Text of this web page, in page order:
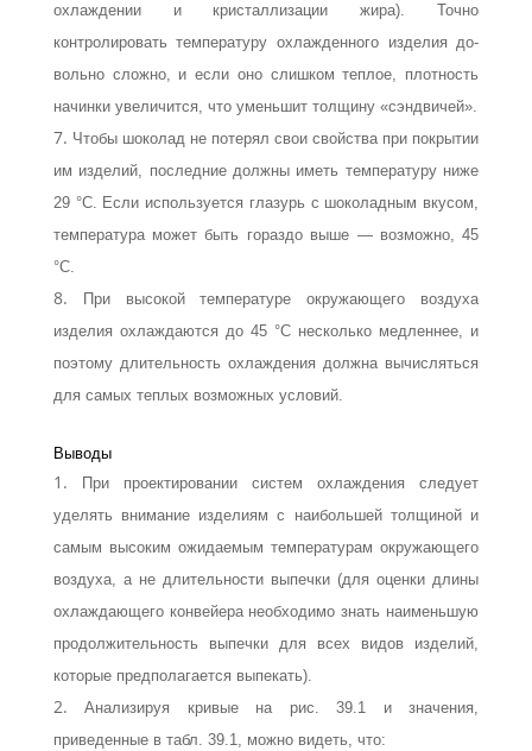
охлаждении и крис­таллизации жира). Точно
контролировать температуру охлажденного изделия до­
вольно сложно, и если оно слишком теплое, плотность
начинки увеличится, что уменьшит толщину «сэндвичей».
Чтобы шоколад не потерял свои свойства при покрытии
им изделий, последние должны иметь температуру ниже
29 °С. Если используется глазурь с шоколад­ным вкусом,
температура может быть гораздо выше — возможно, 45
°С.
При высокой температуре окружающего воздуха
изделия охлаждаются до 45 °С несколько медленнее, и
поэтому длительность охлаждения должна вычисляться
для самых теплых возможных условий.
Выводы
При проектировании систем охлаждения следует
уделять внимание изделиям с наибольшей толщиной и
самым высоким ожидаемым температурам окружаю­щего
воздуха, а не длительности выпечки (для оценки длины
охлаждающего конвейера необходимо знать наименьшую
продолжительность выпечки для всех видов изделий,
которые предполагается выпекать).
Анализируя кривые на рис. 39.1 и значения,
приведенные в табл. 39.1, можно видеть, что: